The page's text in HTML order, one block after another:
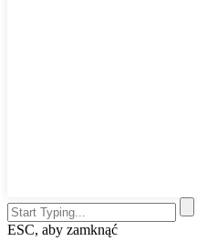
ESC, aby zamknąć